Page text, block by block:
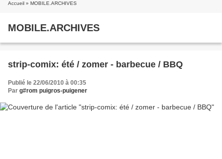
Accueil » MOBILE.ARCHIVES
MOBILE.ARCHIVES
strip-comix: été / zomer - barbecue / BBQ
Publié le 22/06/2010 à 00:35
Par g#rom puigros-puigener